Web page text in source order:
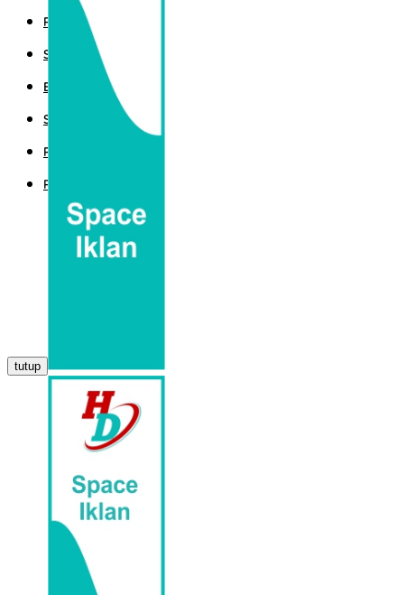
POLITIK
SPORT
EKBIS
SAINTEK
PEMERINTAHAN
PARLEMEN
tutup